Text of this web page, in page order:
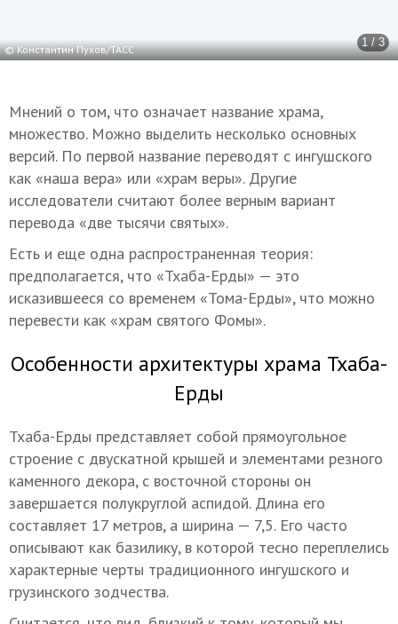
1 / 3
© Константин Пухов/ТАСС
Мнений о том, что означает название храма,
множество. Можно выделить несколько основных
версий. По первой название переводят с ингушского
как «наша вера» или «храм веры». Другие
исследователи считают более верным вариант
перевода «две тысячи святых».
Есть и еще одна распространенная теория:
предполагается, что «Тхаба-Ерды» — это
исказившееся со временем «Тома-Ерды», что можно
перевести как «храм святого Фомы».
Особенности архитектуры храма Тхаба-
Ерды
Тхаба-Ерды представляет собой прямоугольное
строение с двускатной крышей и элементами резного
каменного декора, с восточной стороны он
завершается полукруглой аспидой. Длина его
составляет 17 метров, а ширина — 7,5. Его часто
описывают как базилику, в которой тесно переплелись
характерные черты традиционного ингушского и
грузинского зодчества.